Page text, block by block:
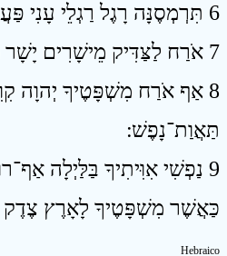
6 תִּרְמְסֶנָּה רָגֶל רַגְלֵי עָנִי פַּעֲמֵי דַלִּים ׃
7 אֹרַח לַצַּדִּיק מֵישָׁרִים יָשָׁר מַעְגַּל צַדִּיק תְּפַלֵּס ׃
8 אַף אֹרַח מִשְׁפָּטֶיךָ יְהוָה
תַּאֲוַת־נָפֶשׁ ׃
9 נַפְשִׁי אִוִּיתִיךָ בַּלַּיְלָה
כַּאֲשֶׁר מִשְׁפָּטֶיךָ לָאָרֶץ צֶדֶק
Hebraico